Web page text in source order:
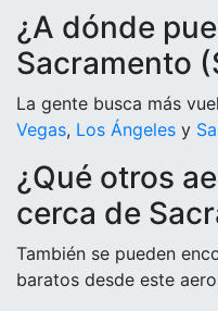
¿A dónde
Sacramento
La gente busca más
Vegas, Los Ángeles y
¿Qué otros
cerca de
También se pueden
baratos desde este